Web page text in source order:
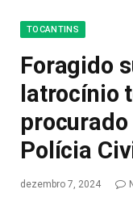
TOCANTINS
Foragido
latrocínio
Polícia
dezembro 7, 2024